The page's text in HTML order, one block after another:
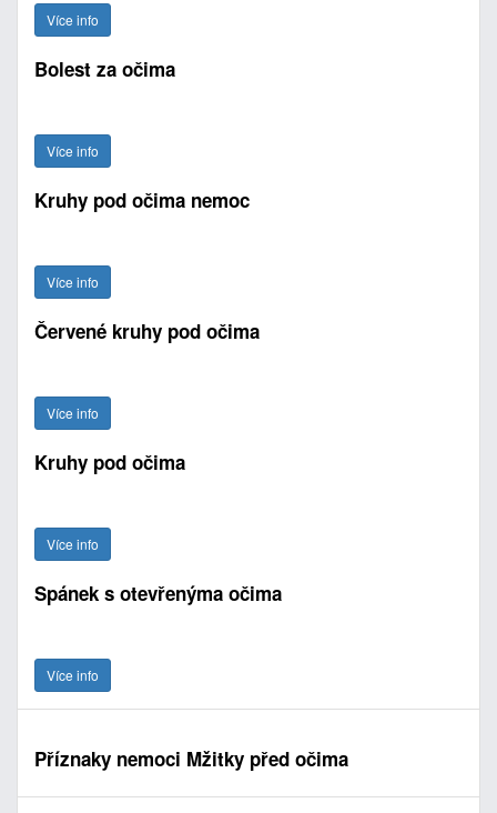
Více info
Bolest za očima
Více info
Kruhy pod očima nemoc
Více info
Červené kruhy pod očima
Více info
Kruhy pod očima
Více info
Spánek s otevřenýma očima
Více info
Příznaky nemoci Mžitky před očima